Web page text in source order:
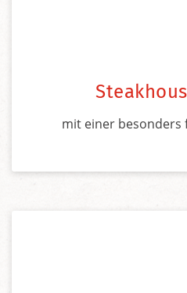
mit einer besonders